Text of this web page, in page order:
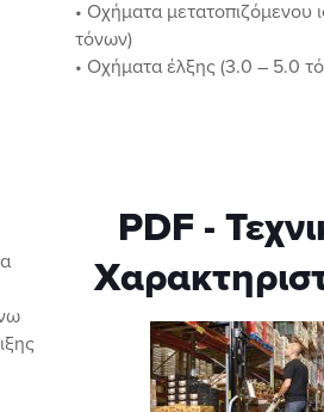
• Οχήματα μετατοπιζόμενου
τόνων)
• Οχήματα έλξης (3.0 – 5.0
PDF -